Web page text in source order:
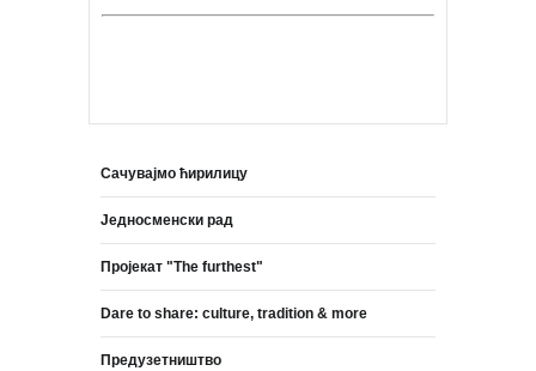
Сачувајмо ћирилицу
Једносменски рад
Пројекат "The furthest"
Dare to share: culture, tradition & more
Предузетништво